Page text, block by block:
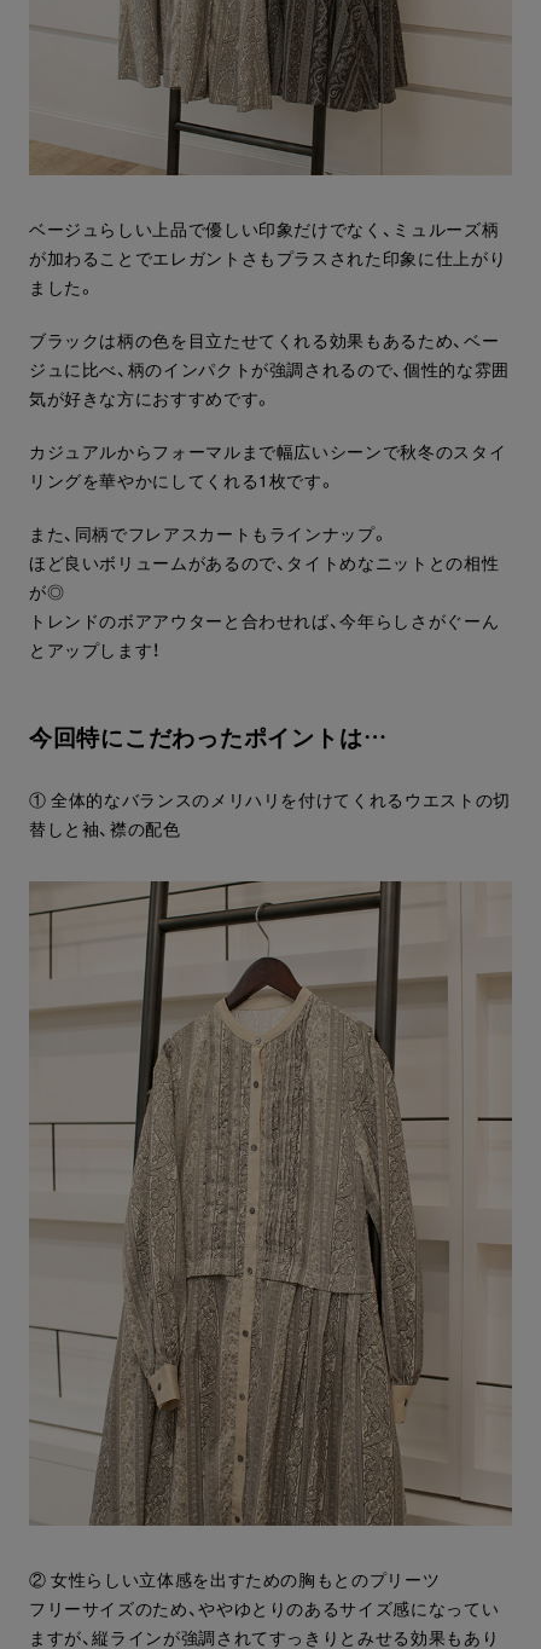
ベージュらしい上品で優しい印象だけでなく、ミュルーズ柄
が加わることでエレガントさもプラスされた印象に仕上がり
ました。
ブラックは柄の色を目立たせてくれる効果もあるため、ベー
ジュに比べ、柄のインパクトが強調されるので、個性的な雰囲
気が好きな方におすすめです。
カジュアルからフォーマルまで幅広いシーンで秋冬のスタイ
リングを華やかにしてくれる1枚です。
また、同柄でフレアスカートもラインナップ。
ほど良いボリュームがあるので、タイトめなニットとの相性
が◎
トレンドのボアアウターと合わせれば、今年らしさがぐーん
とアップします！
今回特にこだわったポイントは…
① 全体的なバランスのメリハリを付けてくれるウエストの切
替しと袖、襟の配色
② 女性らしい立体感を出すための胸もとのプリーツ
フリーサイズのため、ややゆとりのあるサイズ感になってい
ますが、縦ラインが強調されてすっきりとみせる効果もあり